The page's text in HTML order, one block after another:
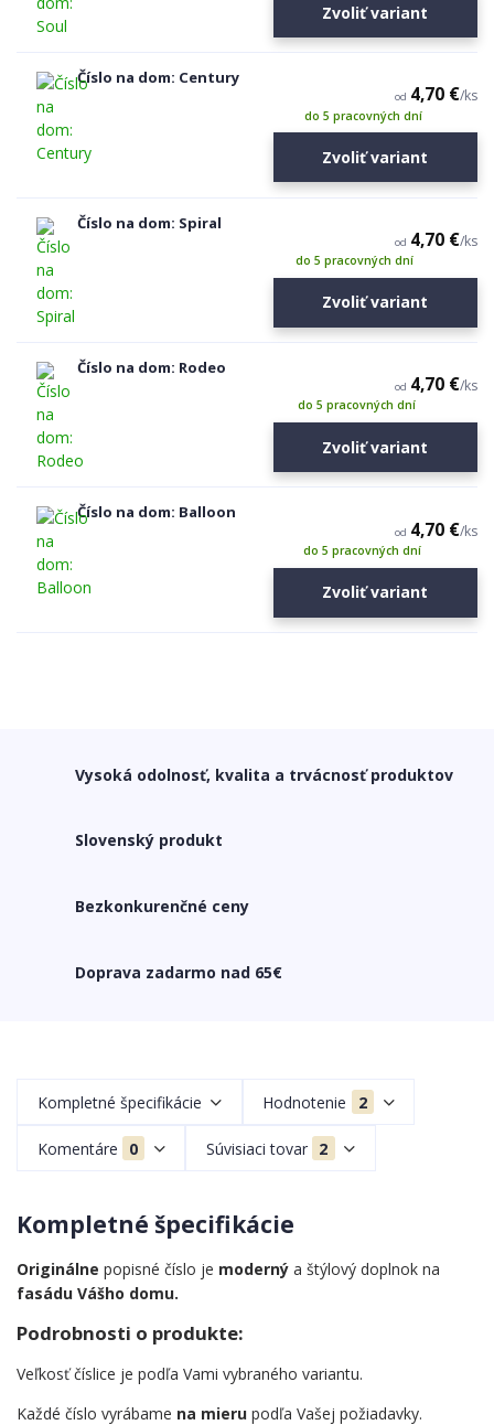
Zvoliť variant
Číslo na dom: Century
od 4,70 €/ks
do 5 pracovných dní
Zvoliť variant
Číslo na dom: Spiral
od 4,70 €/ks
do 5 pracovných dní
Zvoliť variant
Číslo na dom: Rodeo
od 4,70 €/ks
do 5 pracovných dní
Zvoliť variant
Číslo na dom: Balloon
od 4,70 €/ks
do 5 pracovných dní
Zvoliť variant
Vysoká odolnosť, kvalita a trvácnosť produktov
Slovenský produkt
Bezkonkurenčné ceny
Doprava zadarmo nad 65€
Kompletné špecifikácie Hodnotenie 2
Komentáre 0 Súvisiaci tovar 2
Kompletné špecifikácie
Originálne popisné číslo je moderný a štýlový doplnok na
fasádu Vášho domu.
Podrobnosti o produkte:
Veľkosť číslice je podľa Vami vybraného variantu.
Každé číslo vyrábame na mieru podľa Vašej požiadavky.